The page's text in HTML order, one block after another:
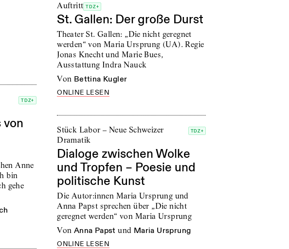
Auftritt TDZ+
St. Gallen: Der große Durst
Theater St. Gallen: „Die nicht geregnet
werden“ von Maria Ursprung (UA). Regie
Jonas Knecht und Marie Bues,
Ausstattung Indra Nauck
von Bettina Kugler
ONLINE LESEN
TDZ+
von
Anne
bin
gehe
Stück Labor – Neue Schweizer
Dramatik
TDZ+
Dialoge zwischen Wolke
und Tropfen – Poesie und
politische Kunst
Die Autor:innen Maria Ursprung und
Anna Papst sprechen über „Die nicht
geregnet werden“ von Maria Ursprung
von Anna Papst und Maria Ursprung
ONLINE LESEN